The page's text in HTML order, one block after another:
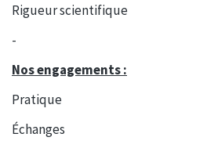
Rigueur scientifique
-
Nos engagements :
Pratique
Échanges